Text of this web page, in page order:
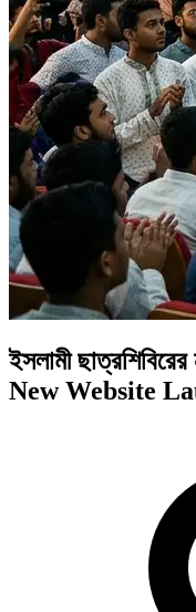
ইসলামী
New Website